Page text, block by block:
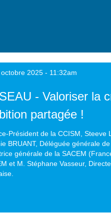
2025 - 11:32am
- Valoriser la
partagée !
Président de la CCISM,
BRUANT, Déléguée générale
générale de la SACEM
et M. Stéphane Vasseur,